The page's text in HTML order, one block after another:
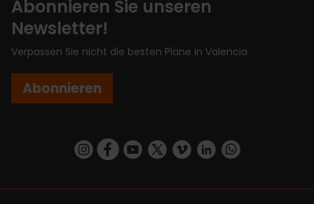
Abonnieren Sie unseren
Newsletter!
Verpassen Sie nicht die besten Pläne in Valencia
Abonnieren
https://www.instagram.com/visit_valencia/
https://www.facebook.com/
https://www.youtube.com/user/
https://twitter.com/_VivaValencia
https://vimeo.com/
https://www.linkedin.com/company/turismo-valencia/https://api.whatsapp.com/send/